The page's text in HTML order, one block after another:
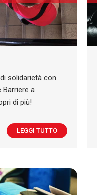
solidarietà con
Barriere a
di più!
LEGGI TUTTO